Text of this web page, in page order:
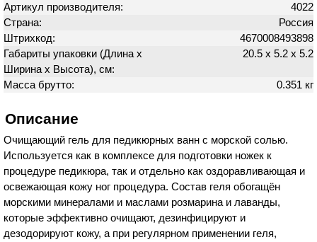
Артикул производителя:
4022
Страна:
Россия
Штрихкод:
4670008493898
Габариты упаковки (Длина х
Ширина х Высота), см:
20.5 х 5.2 х 5.2
Масса брутто: 0.351 кг
Описание
Очищающий гель для педикюрных ванн с морской солью.
Используется как в комплексе для подготовки ножек к
процедуре педикюра, так и отдельно как оздоравливающая и
освежающая кожу ног процедура. Состав геля обогащён
морскими минералами и маслами розмарина и лаванды,
которые эффективно очищают, дезинфицируют и
дезодорируют кожу, а при регулярном применении геля,